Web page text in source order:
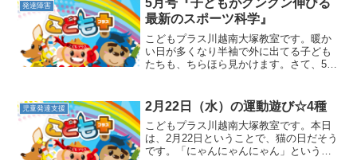
発達障害
5月号『子どもがグングン伸びる
最新のスポーツ科学』
こどもプラス川越南大塚教室です。暖か
い日が多くなり半袖で外に出てる子ども
たちも、ちらほら見かけます。さて、5月
「親が子に自立心を意識させることの大
切さ」など書かれていま...
児童発達支援 2月22日（水）の運動遊び☆4種
こどもプラス川越南大塚教室です。本日
は、2月22日ということで、猫の日だそう
です。「にゃんにゃんにゃん」というこ